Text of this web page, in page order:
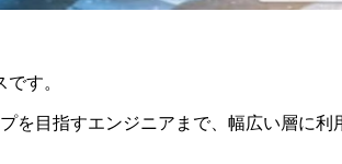
す。
を目指すエンジニアまで、幅広い層に利